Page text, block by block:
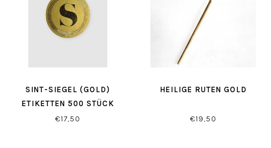
SINT-SIEGEL (GOLD)
ETIKETTEN 500 STÜCK
€17,50
HEILIGE RUTEN GOLD
€19,50